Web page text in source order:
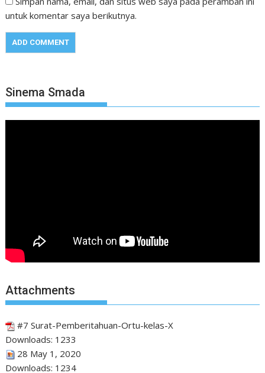
untuk komentar saya berikutnya.
Sinema Smada
Attachments
#7 Surat-Pemberitahuan-Ortu-kelas-X
Downloads: 1233
28 May 1, 2020
Downloads: 1234